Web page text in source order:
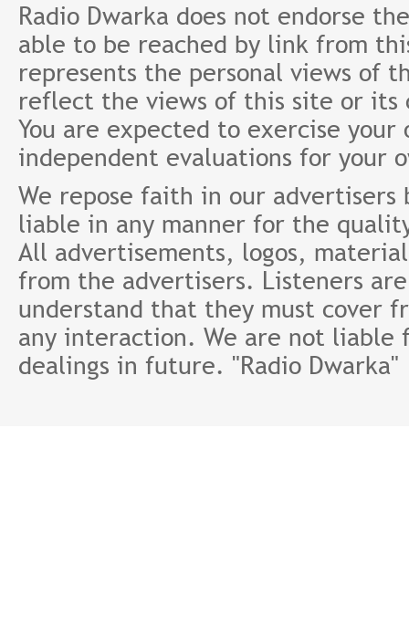
Radio Dwarka does not endorse
able to be reached by link from
represents the personal views of
reflect the views of this site or its
You are expected to exercise
independent evaluations for your
We repose faith in our
liable in any manner for the
All advertisements, logos,
from the advertisers. Listeners
understand that they must cover
any interaction. We are not
dealings in future. "Radio Dwarka"